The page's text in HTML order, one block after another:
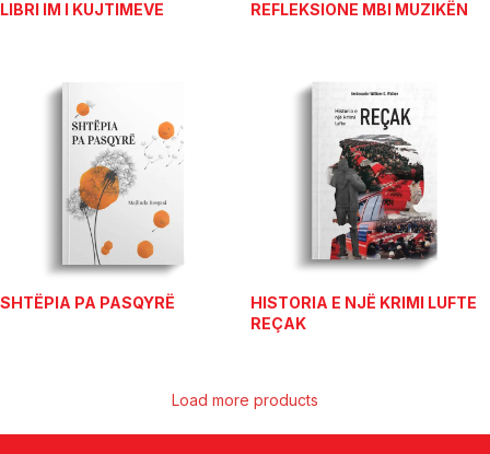
LIBRI IM I KUJTIMEVE REFLEKSIONE MBI MUZIKËN
SHTËPIA PA PASQYRË
HISTORIA E NJË KRIMI LUFTE
REÇAK
Load more products